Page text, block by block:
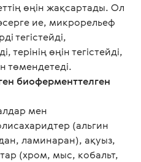
өңін жақсартады. Ол
ие, микрорельеф
тегістейді,
өңін тегістейді,
төмендетеді.
биоферменттелген
мен
(альгин
ламинаран), ақуыз,
(хром, мыс, кобальт,